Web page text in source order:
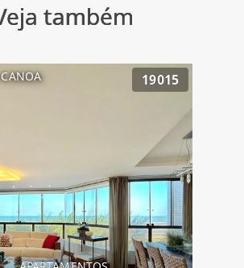
também
19015